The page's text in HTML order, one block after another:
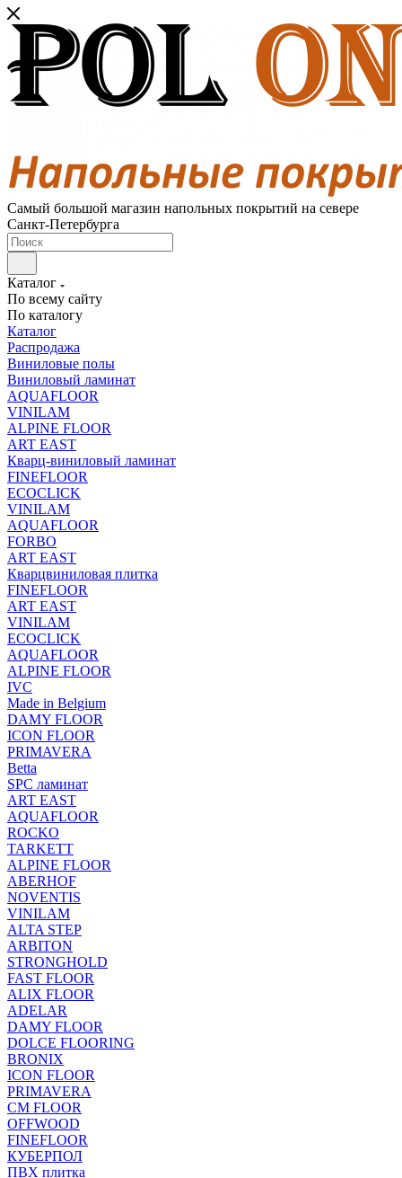
Самый большой магазин напольных покрытий на севере
Санкт-Петербурга
Каталог
По всему сайту
По каталогу
Каталог
Распродажа
Виниловые полы
Виниловый ламинат
AQUAFLOOR
VINILAM
ALPINE FLOOR
ART EAST
Кварц-виниловый ламинат
FINEFLOOR
ECOCLICK
VINILAM
AQUAFLOOR
FORBO
ART EAST
Кварцвиниловая плитка
FINEFLOOR
ART EAST
VINILAM
ECOCLICK
AQUAFLOOR
ALPINE FLOOR
IVC
Made in Belgium
DAMY FLOOR
ICON FLOOR
PRIMAVERA
Betta
SPC ламинат
ART EAST
AQUAFLOOR
ROCKO
TARKETT
ALPINE FLOOR
ABERHOF
NOVENTIS
VINILAM
ALTA STEP
ARBITON
STRONGHOLD
FAST FLOOR
ALIX FLOOR
ADELAR
DAMY FLOOR
DOLCE FLOORING
BRONIX
ICON FLOOR
PRIMAVERA
CM FLOOR
OFFWOOD
FINEFLOOR
КУБЕРПОЛ
ПВХ плитка